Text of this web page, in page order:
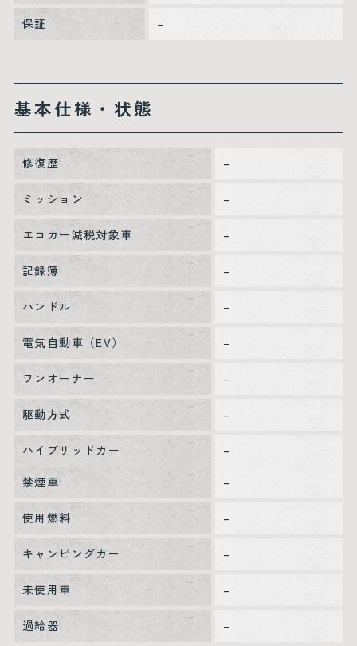
保証 –
基本仕様・状態
修復歴 –
ミッション –
エコカー減税対象車 –
記録簿 –
ハンドル –
電気自動車（EV） –
ワンオーナー –
駆動方式 –
ハイブリッドカー
–
禁煙車
–
使用燃料 –
キャンピングカー –
未使用車 –
過給器 –